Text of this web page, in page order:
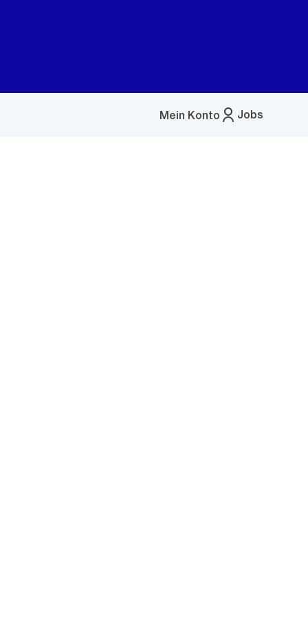
Jobs
Mein Konto
Menü